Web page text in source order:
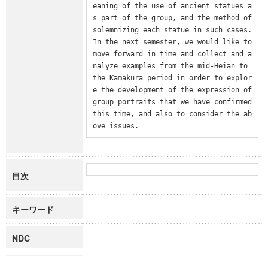
eaning of the use of ancient statues a
s part of the group, and the method of
solemnizing each statue in such cases.
In the next semester, we would like to
move forward in time and collect and a
nalyze examples from the mid-Heian to
the Kamakura period in order to explor
e the development of the expression of
group portraits that we have confirmed
this time, and also to consider the ab
ove issues.
目次
キーワード
NDC